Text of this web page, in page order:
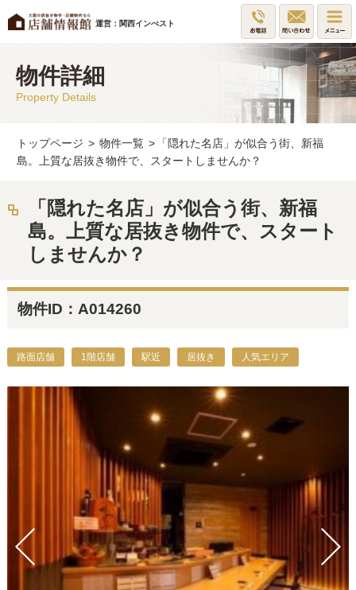
運営：関西インべスト
物件詳細
Property Details
トップページ > 物件一覧 >
「隠れた名店」が似合う街、新福
島。上質な居抜き物件で、スタートしませんか？
「隠れた名店」が似合う街、新福
島。上質な居抜き物件で、スタート
しませんか？
物件ID：A014260
路面店舗 1階店舗 駅近 居抜き 人気エリア